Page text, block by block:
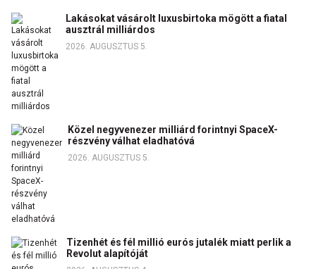
Lakásokat vásárolt luxusbirtoka mögött a fiatal
ausztrál milliárdos
2026. AUGUSZTUS 5.
Közel negyvenezer milliárd forintnyi SpaceX-
részvény válhat eladhatóvá
2026. AUGUSZTUS 5.
Tizenhét és fél millió eurós jutalék miatt perlik a
Revolut alapítóját